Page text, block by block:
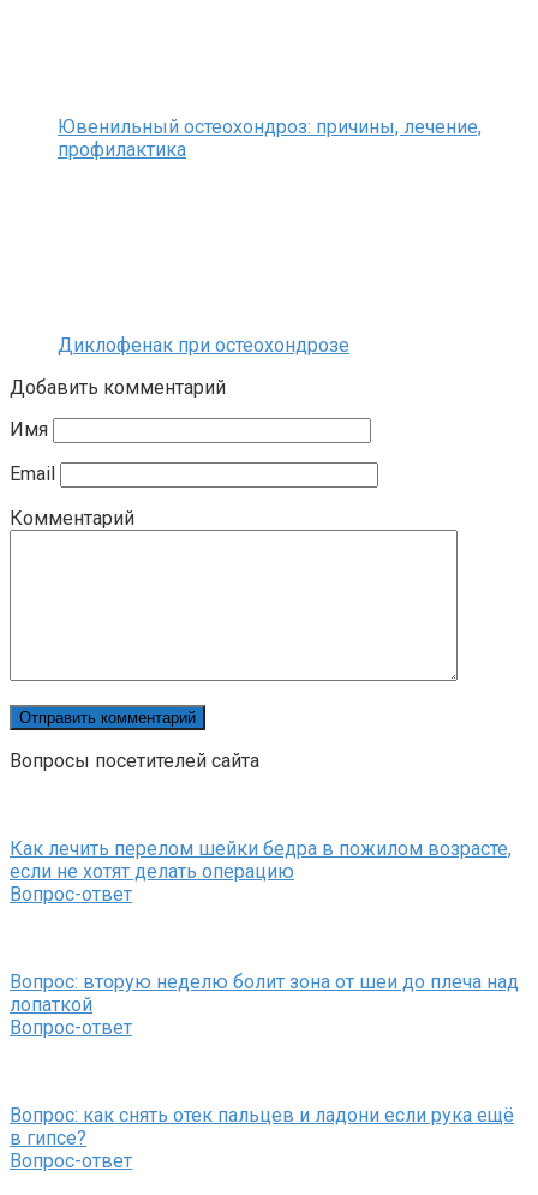
Ювенильный остеохондроз: причины, лечение,
профилактика
Диклофенак при остеохондрозе
Добавить комментарий
Имя
Email
Комментарий
Вопросы посетителей сайта
Как лечить перелом шейки бедра в пожилом возрасте,
если не хотят делать операцию
Вопрос-ответ
Вопрос: вторую неделю болит зона от шеи до плеча над
лопаткой
Вопрос-ответ
Вопрос: как снять отек пальцев и ладони если рука ещё
в гипсе?
Вопрос-ответ